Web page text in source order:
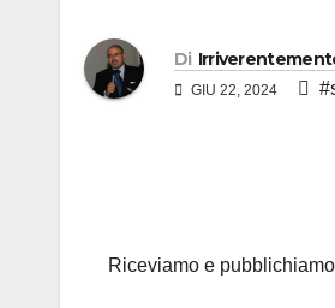
Di
GIU 22, 2024
Riceviamo e pubblichiamo